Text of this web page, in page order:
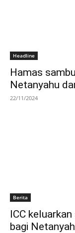
Headline
Hamas
Netanyahu
22/11/2024
Berita
ICC
bagi